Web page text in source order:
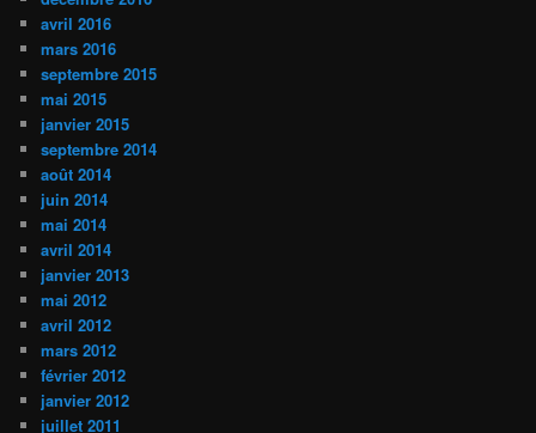
avril 2016
mars 2016
septembre 2015
mai 2015
janvier 2015
septembre 2014
août 2014
juin 2014
mai 2014
avril 2014
janvier 2013
mai 2012
avril 2012
mars 2012
février 2012
janvier 2012
juillet 2011